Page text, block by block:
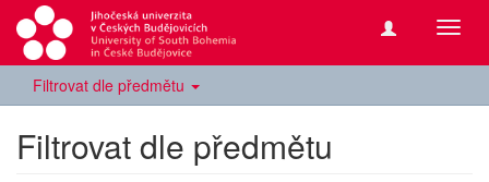
Filtrovat dle předmětu
Filtrovat dle předmětu